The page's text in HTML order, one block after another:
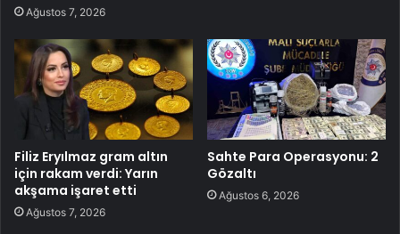
Ağustos 7, 2026
Filiz Eryılmaz gram altın
için rakam verdi: Yarın
akşama işaret etti
Ağustos 7, 2026
Sahte Para Operasyonu: 2
Gözaltı
Ağustos 6, 2026